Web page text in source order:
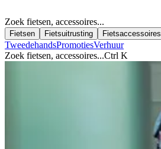
Zoek fietsen, accessoires...
Fietsen Fietsuitrusting Fietsaccessoires
TweedehandsPromotiesVerhuur
Zoek fietsen, accessoires...Ctrl K